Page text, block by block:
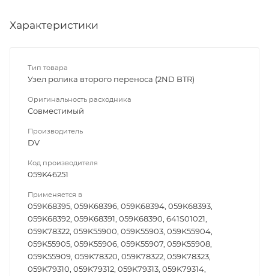
Характеристики
Тип товара
Узел ролика второго переноса (2ND BTR)
Оригинальность расходника
Совместимый
Производитель
DV
Код производителя
059K46251
Применяется в
059K68395, 059K68396, 059K68394, 059K68393,
059K68392, 059K68391, 059K68390, 641S01021,
059K78322, 059K55900, 059K55903, 059K55904,
059K55905, 059K55906, 059K55907, 059K55908,
059K55909, 059K78320, 059K78322, 059K78323,
059K79310, 059K79312, 059K79313, 059K79314,